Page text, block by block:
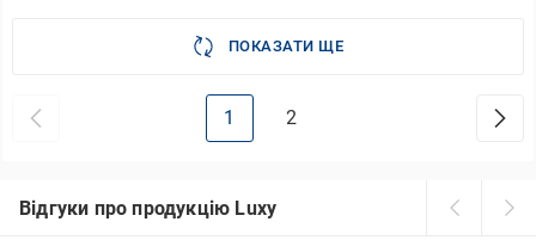
ПОКАЗАТИ ЩЕ
1 2
Відгуки про продукцію Luxy